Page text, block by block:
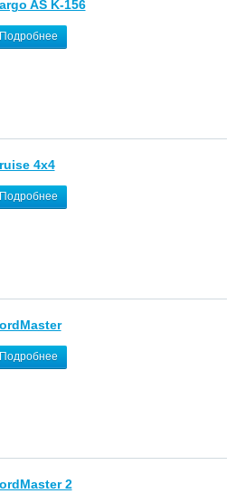
AS K-156
Подробнее
4x4
Подробнее
Подробнее
2